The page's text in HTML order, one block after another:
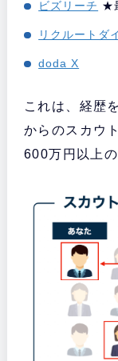
ビズリーチ ★
リクルートダ
doda X
これは、経歴
からのスカウ
600万円以上